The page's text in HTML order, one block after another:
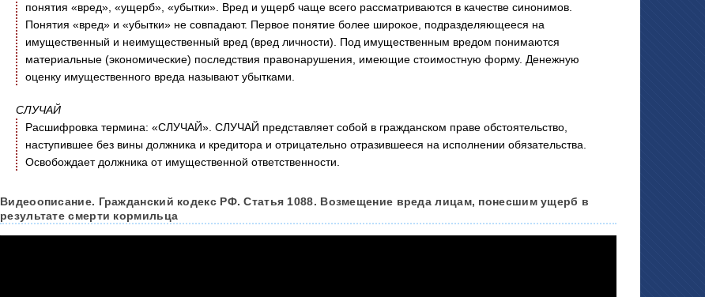
понятия «вред», «ущерб», «убытки». Вред и ущерб чаще всего рассматриваются в качестве синонимов.
Понятия «вред» и «убытки» не совпадают. Первое понятие более широкое, подразделяющееся на
имущественный и неимущественный вред (вред личности). Под имущественным вредом понимаются
материальные (экономические) последствия правонарушения, имеющие стоимостную форму. Денежную
оценку имущественного вреда называют убытками.
СЛУЧАЙ
Расшифровка термина: «СЛУЧАЙ». СЛУЧАЙ представляет собой в гражданском праве обстоятельство,
наступившее без вины должника и кредитора и отрицательно отразившееся на исполнении обязательства.
Освобождает должника от имущественной ответственности.
Видеоописание. Гражданский кодекс РФ. Статья 1088. Возмещение вреда лицам, понесшим ущерб в
результате смерти кормильца